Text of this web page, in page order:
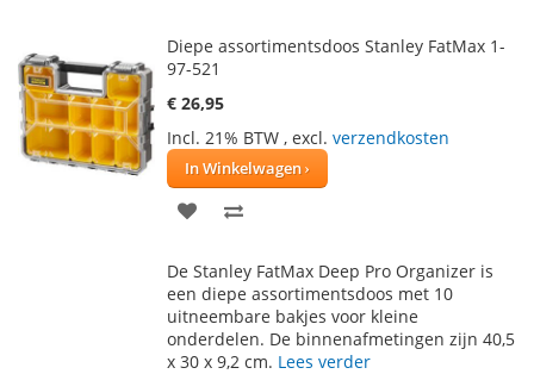
Diepe assortimentsdoos Stanley FatMax 1-
97-521
€ 26,95
Incl. 21% BTW , excl. verzendkosten
In Winkelwagen
VOEG
AAN
VERLANGLIJST
TE
VERGELIJKEN
De Stanley FatMax Deep Pro Organizer is
een diepe assortimentsdoos met 10
uitneembare bakjes voor kleine
onderdelen. De binnenafmetingen zijn 40,5
x 30 x 9,2 cm. Lees verder